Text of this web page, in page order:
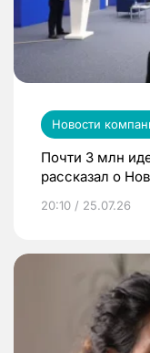
Новости
Почти 3 млн
рассказал о
20:10 / 25.07.26